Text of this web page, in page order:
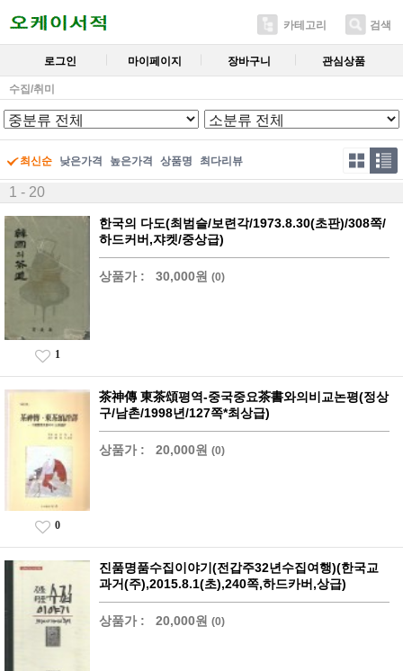
카테고리 검색
로그인 마이페이지 장바구니 관심상품
수집/취미
최신순 낮은가격 높은가격 상품명 최다리뷰
1 - 20
한국의 다도(최범슬/보련각/1973.8.30(초판)/308쪽/
하드커버,쟈켓/중상급)
상품가 : 30,000원 (0)
1
茶神傳 東茶頌평역-중국중요茶書와의비교논평(정상
구/남촌/1998년/127쪽*최상급)
상품가 : 20,000원 (0)
0
진품명품수집이야기(전갑주32년수집여행)(한국교
과거(주),2015.8.1(초),240쪽,하드카버,상급)
상품가 : 20,000원 (0)